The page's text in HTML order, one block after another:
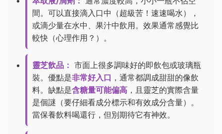
間。可以直接滴入口中（超級苦！速速喝水），
或滴少量在水中、果汁中飲用。效果通常感覺比
較快（心理作用？）。
靈芝飲品： 市面上很多調味好的即飲包或玻璃瓶
裝。優點是非常好入口 ，通常都調成甜甜的像飲
料。缺點是含糖量可能偏高 ，且靈芝的實際含量
是個謎（要仔細看成分標示和有效成分含量）。
當保養飲料喝還行，但別期待它有神效。